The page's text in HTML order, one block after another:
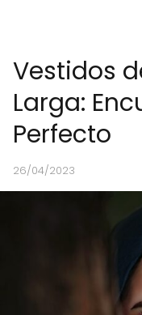
Vestidos
Larga:
Perfecto
26/04/2023